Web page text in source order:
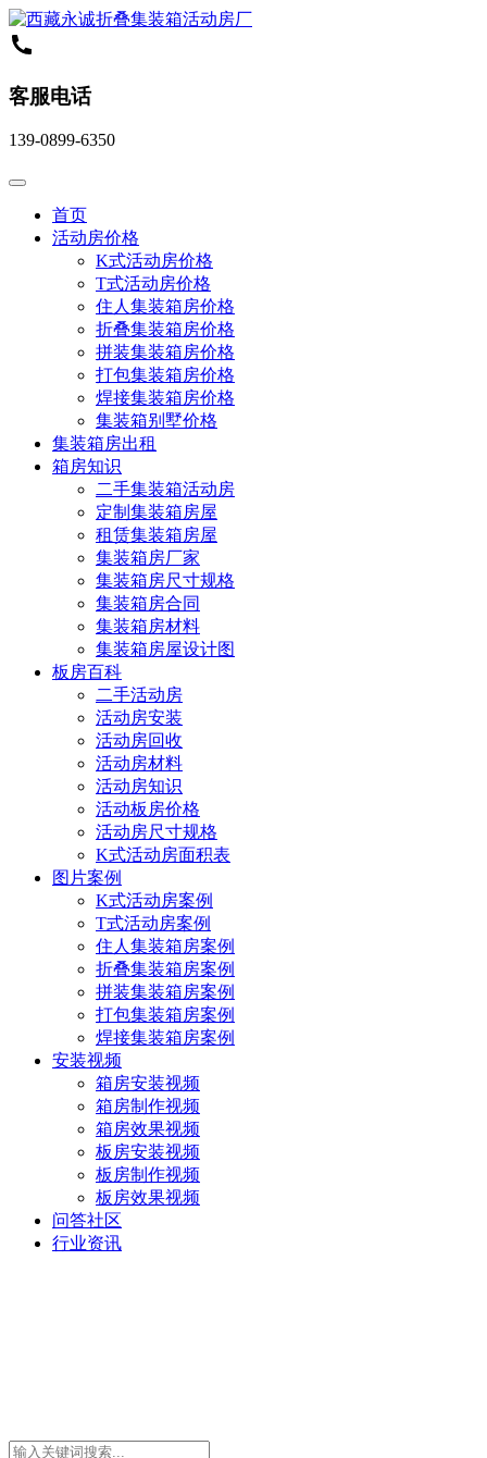
客服电话
139-0899-6350
首页
活动房价格
K式活动房价格
T式活动房价格
住人集装箱房价格
折叠集装箱房价格
拼装集装箱房价格
打包集装箱房价格
焊接集装箱房价格
集装箱别墅价格
集装箱房出租
箱房知识
二手集装箱活动房
定制集装箱房屋
租赁集装箱房屋
集装箱房厂家
集装箱房尺寸规格
集装箱房合同
集装箱房材料
集装箱房屋设计图
板房百科
二手活动房
活动房安装
活动房回收
活动房材料
活动房知识
活动板房价格
活动房尺寸规格
K式活动房面积表
图片案例
K式活动房案例
T式活动房案例
住人集装箱房案例
折叠集装箱房案例
拼装集装箱房案例
打包集装箱房案例
焊接集装箱房案例
安装视频
箱房安装视频
箱房制作视频
箱房效果视频
板房安装视频
板房制作视频
板房效果视频
问答社区
行业资讯